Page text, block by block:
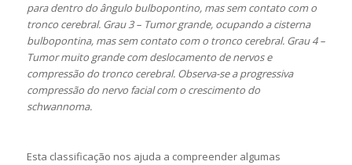
para dentro do ângulo bulbopontino, mas sem contato com o
tronco cerebral. Grau 3 – Tumor grande, ocupando a cisterna
bulbopontina, mas sem contato com o tronco cerebral. Grau 4 –
Tumor muito grande com deslocamento de nervos e
compressão do tronco cerebral. Observa-se a progressiva
compressão do nervo facial com o crescimento do
schwannoma.
Esta classificação nos ajuda a compreender algumas